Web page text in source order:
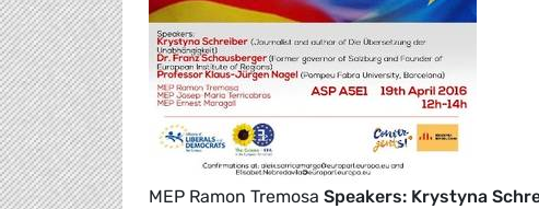
MEP Ramon Tremosa Speakers: Krystyna